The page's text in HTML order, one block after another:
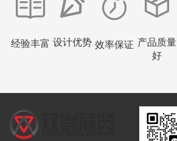
经验丰富 设计优势 效率保证 产品质量
好